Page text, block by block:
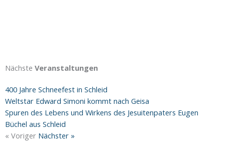
Nächste Veranstaltungen
400 Jahre Schneefest in Schleid
Weltstar Edward Simoni kommt nach Geisa
Spuren des Lebens und Wirkens des Jesuitenpaters Eugen
Büchel aus Schleid
« Voriger Nächster »